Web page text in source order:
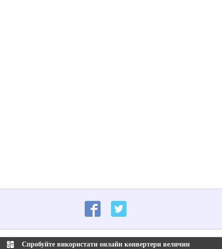
Спробуйте використати онлайн конвертери величин